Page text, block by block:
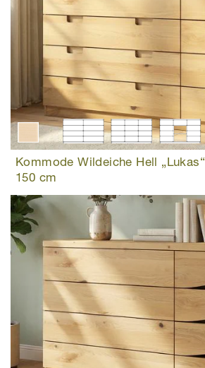
Kommode Wildeiche Hell „Lukas“
150 cm